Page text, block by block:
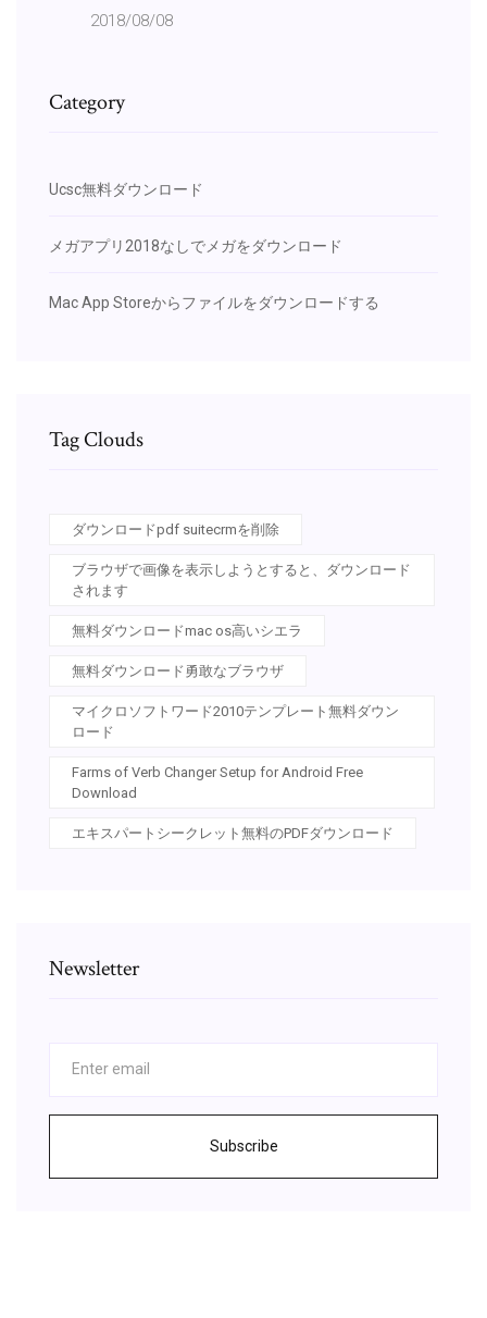
2018/08/08
Category
Ucsc無料ダウンロード
メガアプリ2018なしでメガをダウンロード
Mac App Storeからファイルをダウンロードする
Tag Clouds
ダウンロードpdf suitecrmを削除
ブラウザで画像を表示しようとすると、ダウンロード
されます
無料ダウンロードmac os高いシエラ
無料ダウンロード勇敢なブラウザ
マイクロソフトワード2010テンプレート無料ダウン
ロード
Farms of Verb Changer Setup for Android Free
Download
エキスパートシークレット無料のPDFダウンロード
Newsletter
Subscribe